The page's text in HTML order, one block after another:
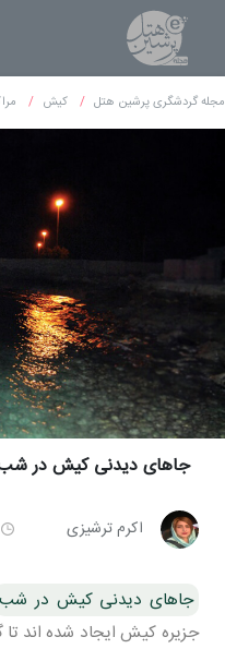
مجله گردشگری پرشین هتل کیش
جاهای دیدنی کیش در
اکرم ترشیزی
جاهای دیدنی کیش در شب
جزیره کیش ایجاد شده اند تا